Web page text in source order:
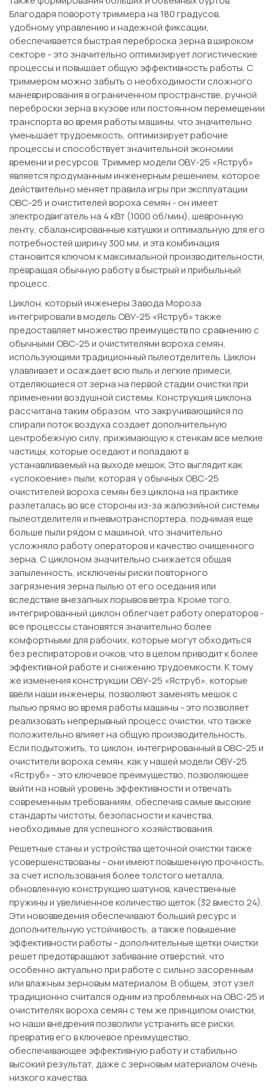
Благодаря повороту триммера на 180 градусов,
удобному управлению и надежной фиксации,
обеспечивается быстрая переброска зерна в широком
секторе - это значительно оптимизирует логистические
процессы и повышает общую эффективность работы. С
триммером можно забыть о необходимости сложного
маневрирования в ограниченном пространстве, ручной
переброски зерна в кузове или постоянном перемещении
транспорта во время работы машины, что значительно
уменьшает трудоемкость, оптимизирует рабочие
процессы и способствует значительной экономии
времени и ресурсов. Триммер модели ОВУ-25 «Яструб»
является продуманным инженерным решением, которое
действительно меняет правила игры при эксплуатации
ОВС-25 и очистителей вороха семян - он имеет
электродвигатель на 4 кВт (1000 об/мин), шевронную
ленту, сбалансированные катушки и оптимальную для его
потребностей ширину 300 мм, и эта комбинация
становится ключом к максимальной производительности,
превращая обычную работу в быстрый и прибыльный
процесс.
Циклон, который инженеры Завода Мороза
интегрировали в модель ОВУ-25 «Яструб» также
предоставляет множество преимуществ по сравнению с
обычными ОВС-25 и очистителями вороха семян,
использующими традиционный пылеотделитель. Циклон
улавливает и осаждает всю пыль и легкие примеси,
отделяющиеся от зерна на первой стадии очистки при
применении воздушной системы. Конструкция циклона
рассчитана таким образом, что закручивающийся по
спирали поток воздуха создает дополнительную
центробежную силу, прижимающую к стенкам все мелкие
частицы, которые оседают и попадают в
устанавливаемый на выходе мешок. Это выглядит как
«успокоение» пыли, которая у обычных ОВС-25
очистителей вороха семян без циклона на практике
разлеталась во все стороны из-за жалюзийной системы
пылеотделителя и пневмотранспортера, поднимая еще
больше пыли рядом с машиной, что значительно
усложняло работу операторов и качество очищенного
зерна. С циклоном значительно снижается общая
запыленность, исключены риски повторного
загрязнения зерна пылью от его оседания или
вследствие внезапных порывов ветра. Кроме того,
интегрированный циклон облегчает работу операторов -
все процессы становятся значительно более
комфортными для рабочих, которые могут обходиться
без респираторов и очков, что в целом приводит к более
эффективной работе и снижению трудоемкости. К тому
же изменения конструкции ОВУ-25 «Яструб», которые
ввели наши инженеры, позволяют заменять мешок с
пылью прямо во время работы машины - это позволяет
реализовать непрерывный процесс очистки, что также
положительно влияет на общую производительность.
Если подытожить, то циклон, интегрированный в ОВС-25 и
очистители вороха семян, как у нашей модели ОВУ-25
«Яструб» - это ключевое преимущество, позволяющее
выйти на новый уровень эффективности и отвечать
современным требованиям, обеспечив самые высокие
стандарты чистоты, безопасности и качества,
необходимые для успешного хозяйствования.
Решетные станы и устройства щеточной очистки также
усовершенствованы - они имеют повышенную прочность,
за счет использования более толстого металла,
обновленную конструкцию шатунов, качественные
пружины и увеличенное количество щеток (32 вместо 24).
Эти нововведения обеспечивают больший ресурс и
дополнительную устойчивость, а также повышение
эффективности работы - дополнительные щетки очистки
решет предотвращают забивание отверстий, что
особенно актуально при работе с сильно засоренным
или влажным зерновым материалом. В общем, этот узел
традиционно считался одним из проблемных на ОВС-25 и
очистителях вороха семян с тем же принципом очистки,
но наши внедрения позволили устранить все риски,
превратив его в ключевое преимущество,
обеспечивающее эффективную работу и стабильно
высокий результат, даже с зерновым материалом очень
низкого качества.